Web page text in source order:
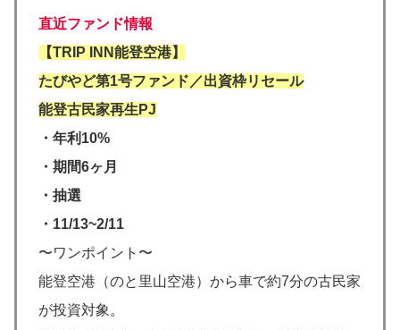
直近ファンド情報
【TRIP INN能登空港】
たびやど第1号ファンド／出資枠リセール
能登古民家再生PJ
・年利10%
・期間6ヶ月
・抽選
・11/13~2/11
〜ワンポイント〜
能登空港（のと里山空港）から車で約7分の古民家
が投資対象。